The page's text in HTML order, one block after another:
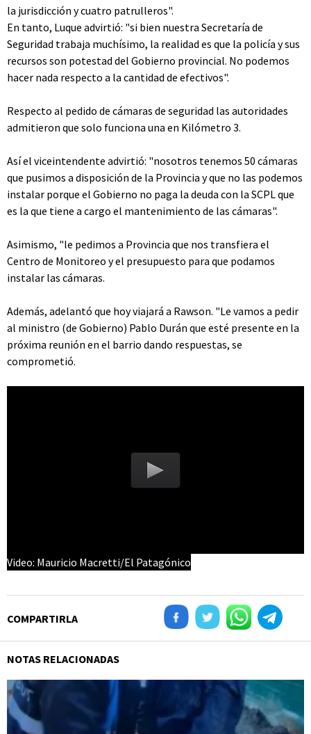
la jurisdicción y cuatro patrulleros".
En tanto, Luque advirtió: "si bien nuestra Secretaría de
Seguridad trabaja muchísimo, la realidad es que la policía y sus
recursos son potestad del Gobierno provincial. No podemos
hacer nada respecto a la cantidad de efectivos".
Respecto al pedido de cámaras de seguridad las autoridades
admitieron que solo funciona una en Kilómetro 3.
Así el viceintendente advirtió: "nosotros tenemos 50 cámaras
que pusimos a disposición de la Provincia y que no las podemos
instalar porque el Gobierno no paga la deuda con la SCPL que
es la que tiene a cargo el mantenimiento de las cámaras".
Asimismo, "le pedimos a Provincia que nos transfiera el
Centro de Monitoreo y el presupuesto para que podamos
instalar las cámaras.
Además, adelantó que hoy viajará a Rawson. "Le vamos a pedir
al ministro (de Gobierno) Pablo Durán que esté presente en la
próxima reunión en el barrio dando respuestas, se
comprometió.
Video: Mauricio Macretti/El Patagónico
COMPARTIRLA
NOTAS RELACIONADAS